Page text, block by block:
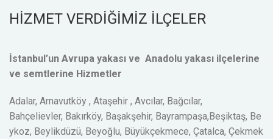
HİZMET VERDİĞİMİZ İLÇELER
İstanbul’un Avrupa yakası ve Anadolu yakası ilçelerine
ve semtlerine Hizmetler
Adalar, Arnavutköy , Ataşehir , Avcılar, Bağcılar,
Bahçelievler, Bakırköy, Başakşehir, Bayrampaşa,Beşiktaş, Be
ykoz, Beylikdüzü, Beyoğlu, Büyükçekmece, Çatalca, Çekmek